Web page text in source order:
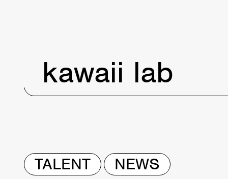
kawaii lab
TALENT
NEWS